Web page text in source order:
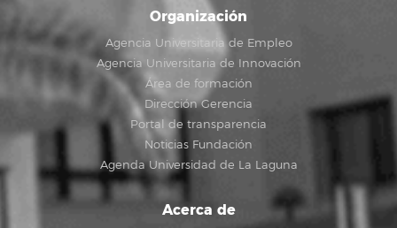
Organización
Agencia Universitaria de Empleo
Agencia Universitaria de Innovación
Área de formación
Dirección Gerencia
Portal de transparencia
Noticias Fundación
Agenda Universidad de La Laguna
Acerca de